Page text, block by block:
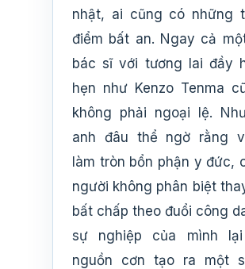
nhật, ai cũng có những
điểm bất an. Ngay cả
bác sĩ với tương lai đầy
hẹn như Kenzo Tenma
không phải ngoại lệ.
anh đâu thể ngờ rằng
làm tròn bổn phận y đức,
người không phân biệt
bất chấp theo đuổi công
sự nghiệp của mình
nguồn cơn tạo ra một